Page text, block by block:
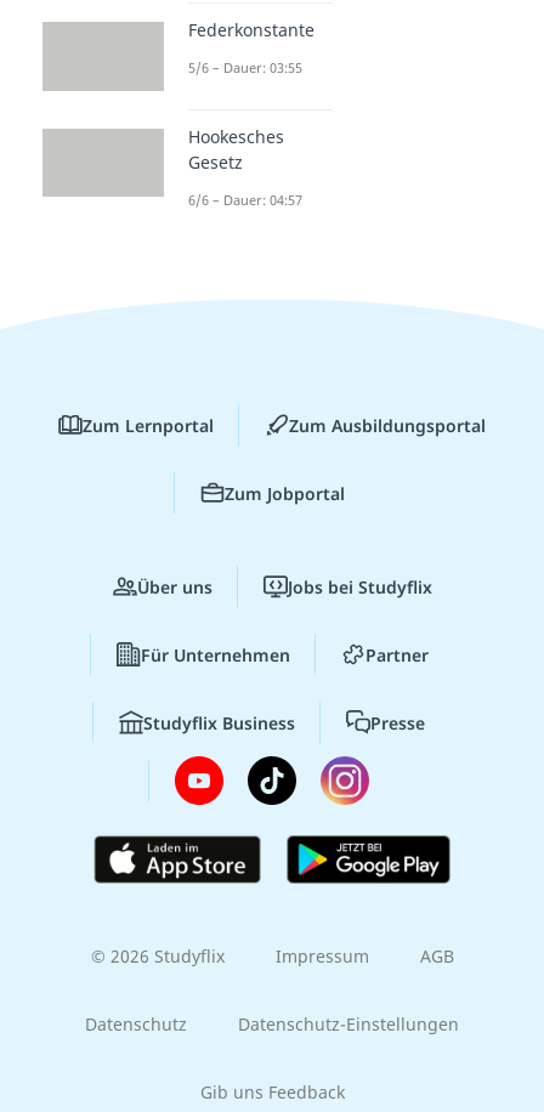
Federkonstante
5/6 – Dauer: 03:55
Hookesches
Gesetz
6/6 – Dauer: 04:57
Zum Lernportal Zum Ausbildungsportal
Zum Jobportal
Über uns Jobs bei Studyflix
Für Unternehmen Partner
Studyflix Business Presse
© 2026 Studyflix Impressum AGB
Datenschutz Datenschutz-Einstellungen
Gib uns Feedback